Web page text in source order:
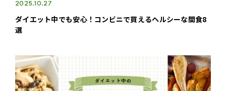
2025.10.27
ダイエット中でも安心！コンビニで買えるヘルシーな間食8
選